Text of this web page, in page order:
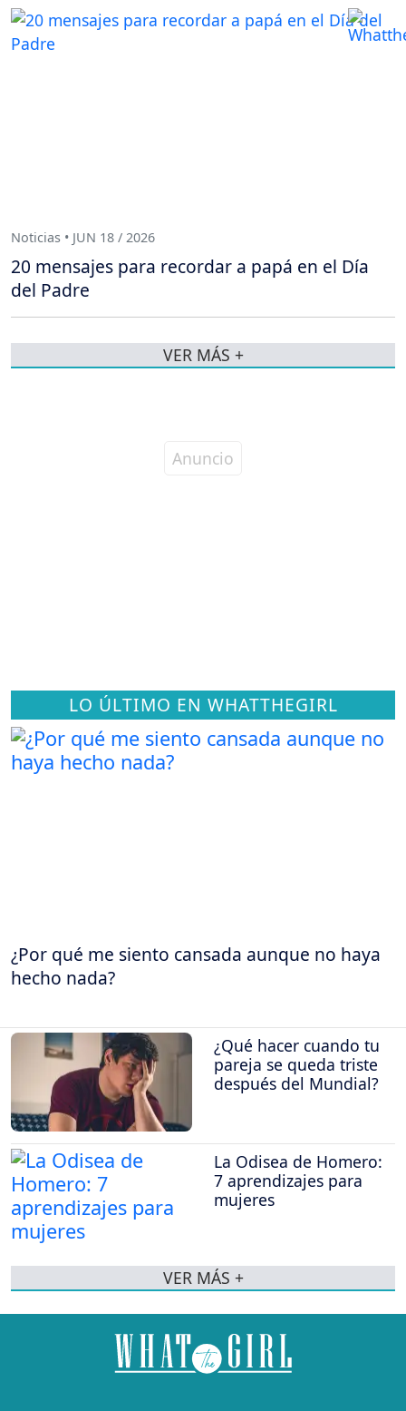
LO ÚLTIMO EN WHATTHEGIRL
¿Por qué me siento cansada aunque no haya
hecho nada?
¿Qué hacer cuando tu
pareja se queda triste
después del Mundial?
La Odisea de Homero:
7 aprendizajes para
mujeres
VER MÁS +
Noticias • JUN 18 / 2026
20 mensajes para recordar a papá en el Día
del Padre
VER MÁS +